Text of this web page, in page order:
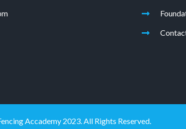
Accademy 2023. All Rights Reserved.